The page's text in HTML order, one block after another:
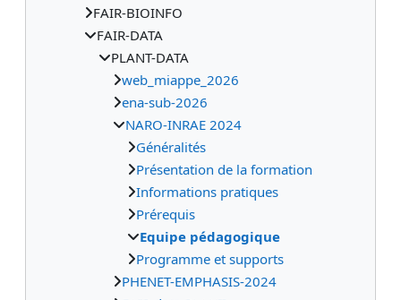
FAIR-BIOINFO
FAIR-DATA
PLANT-DATA
web_miappe_2026
ena-sub-2026
NARO-INRAE 2024
Généralités
Présentation de la formation
Informations pratiques
Prérequis
Equipe pédagogique
Programme et supports
PHENET-EMPHASIS-2024